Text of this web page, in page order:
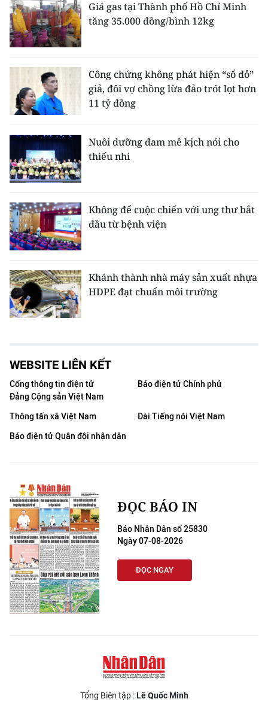
Giá gas tại Thành phố Hồ Chí Minh
tăng 35.000 đồng/bình 12kg
Công chứng không phát hiện “sổ đỏ”
giả, đôi vợ chồng lừa đảo trót lọt hơn
11 tỷ đồng
Nuôi dưỡng đam mê kịch nói cho
thiếu nhi
Không để cuộc chiến với ung thư bắt
đầu từ bệnh viện
Khánh thành nhà máy sản xuất nhựa
HDPE đạt chuẩn môi trường
WEBSITE LIÊN KẾT
Cổng thông tin điện tử
Đảng Cộng sản Việt Nam
Báo điện tử Chính phủ
Thông tấn xã Việt Nam
Đài Tiếng nói Việt Nam
Báo điện tử Quân đội nhân dân
ĐỌC BÁO IN
Báo Nhân Dân số 25830
Ngày 07-08-2026
ĐỌC NGAY
Tổng Biên tập :Lê Quốc Minh